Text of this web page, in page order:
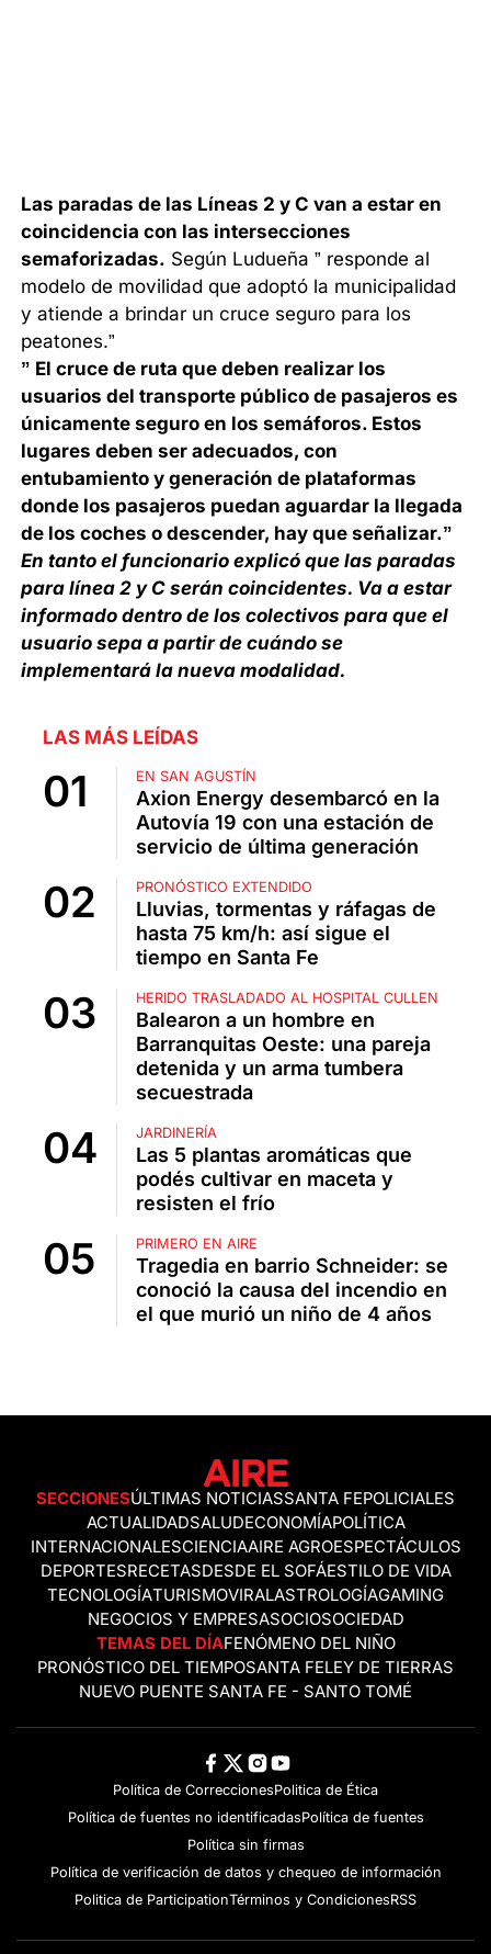
Las paradas de las Líneas 2 y C van a estar en
coincidencia con las intersecciones
semaforizadas. Según Ludueña ” responde al
modelo de movilidad que adoptó la municipalidad
y atiende a brindar un cruce seguro para los
peatones.”
” El cruce de ruta que deben realizar los
usuarios del transporte público de pasajeros es
únicamente seguro en los semáforos. Estos
lugares deben ser adecuados, con
entubamiento y generación de plataformas
donde los pasajeros puedan aguardar la llegada
de los coches o descender, hay que señalizar.”
En tanto el funcionario explicó que las paradas
para línea 2 y C serán coincidentes. Va a estar
informado dentro de los colectivos para que el
usuario sepa a partir de cuándo se
implementará la nueva modalidad.
LAS MÁS LEÍDAS
EN SAN AGUSTÍN
Axion Energy desembarcó en la
Autovía 19 con una estación de
servicio de última generación
PRONÓSTICO EXTENDIDO
Lluvias, tormentas y ráfagas de
hasta 75 km/h: así sigue el
tiempo en Santa Fe
HERIDO TRASLADADO AL HOSPITAL CULLEN
Balearon a un hombre en
Barranquitas Oeste: una pareja
detenida y un arma tumbera
secuestrada
JARDINERÍA
Las 5 plantas aromáticas que
podés cultivar en maceta y
resisten el frío
PRIMERO EN AIRE
Tragedia en barrio Schneider: se
conoció la causa del incendio en
el que murió un niño de 4 años
SECCIONESÚLTIMAS NOTICIASSANTA FEPOLICIALES
ACTUALIDADSALUDECONOMÍAPOLÍTICA
INTERNACIONALESCIENCIAAIRE AGROESPECTÁCULOS
DEPORTESRECETASDESDE EL SOFÁESTILO DE VIDA
TECNOLOGÍATURISMOVIRALASTROLOGÍAGAMING
NEGOCIOS Y EMPRESASOCIOSOCIEDAD
TEMAS DEL DÍAFENÓMENO DEL NIÑO
PRONÓSTICO DEL TIEMPOSANTA FELEY DE TIERRAS
NUEVO PUENTE SANTA FE - SANTO TOMÉ
Política de CorreccionesPolitica de Ética
Política de fuentes no identificadasPolítica de fuentes
Política sin firmas
Política de verificación de datos y chequeo de información
Politica de ParticipationTérminos y CondicionesRSS